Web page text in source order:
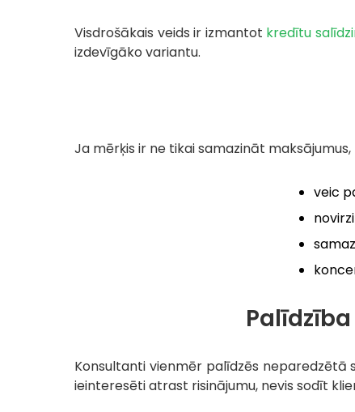
Visdrošākais veids ir izmantot kredītu
izdevīgāko variantu.
Ja mērķis ir ne tikai samazināt
veic
Konsultanti vienmēr palīdzēs neparedzētā
ieinteresēti atrast risinājumu, nevis sodīt